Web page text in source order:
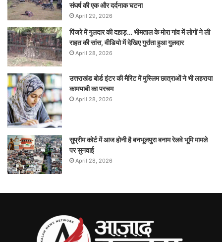
संघर्ष की एक और दर्दनाक घटना
April 29, 2026
पिंजरे में गुलदार की दहाड़… भीमताल के मोरा गांव में लोगों ने ली
राहत की सांस, वीडियो में देखिए गुर्राता हुआ गुलदार
April 28, 2026
उत्तराखंड बोर्ड इंटर की मैरिट में मुस्लिम छात्राओं ने भी लहराया
कामयाबी का परचम
April 28, 2026
सुप्रीम कोर्ट में आज होनी है बनभूलपुरा बनाम रेलवे भूमि मामले
पर सुनवाई
April 28, 2026